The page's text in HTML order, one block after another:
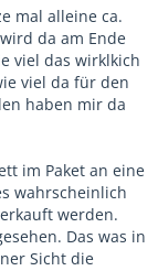
mal alleine ca.
da am Ende
viel das wirklkich
viel da für den
haben mir da
im Paket an eine
wahrscheinlich
werden.
Das was in
Sicht die